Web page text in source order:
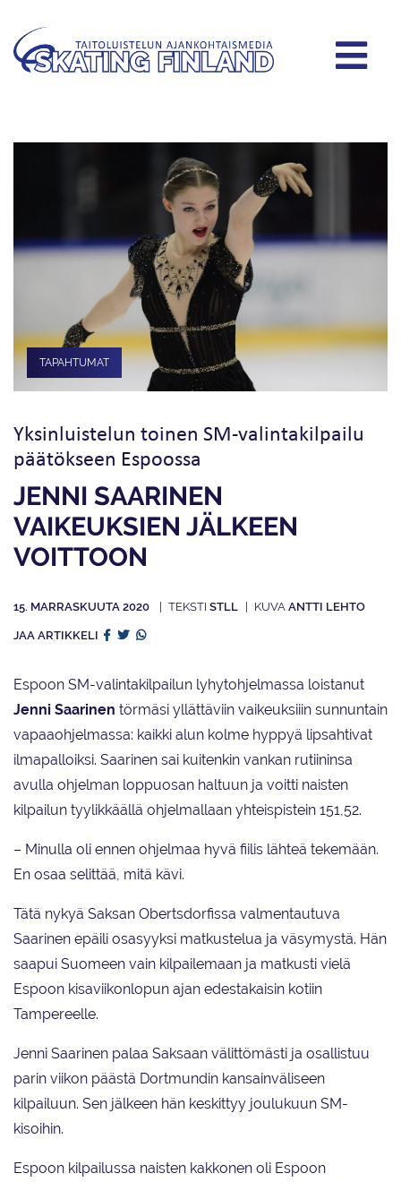
TAPAHTUMAT
Yksinluistelun toinen SM-valintakilpailu
päätökseen Espoossa
JENNI SAARINEN
VAIKEUKSIEN JÄLKEEN
VOITTOON
15. MARRASKUUTA 2020 STLL ANTTI LEHTO
JAA ARTIKKELI
Espoon SM-valintakilpailun lyhytohjelmassa loistanut
Jenni Saarinen törmäsi yllättäviin vaikeuksiiin sunnuntain
vapaaohjelmassa: kaikki alun kolme hyppyä lipsahtivat
ilmapalloiksi. Saarinen sai kuitenkin vankan rutiininsa
avulla ohjelman loppuosan haltuun ja voitti naisten
kilpailun tyylikkäällä ohjelmallaan yhteispistein 151,52.
– Minulla oli ennen ohjelmaa hyvä fiilis lähteä tekemään.
En osaa selittää, mitä kävi.
Tätä nykyä Saksan Obertsdorfissa valmentautuva
Saarinen epäili osasyyksi matkustelua ja väsymystä. Hän
saapui Suomeen vain kilpailemaan ja matkusti vielä
Espoon kisaviikonlopun ajan edestakaisin kotiin
Tampereelle.
Jenni Saarinen palaa Saksaan välittömästi ja osallistuu
parin viikon päästä Dortmundin kansainväliseen
kilpailuun. Sen jälkeen hän keskittyy joulukuun SM-
kisoihin.
Espoon kilpailussa naisten kakkonen oli Espoon